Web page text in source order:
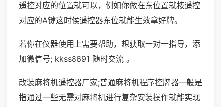
遥控对应的位置就可以，例如你做在东位置就按遥控
对应的A键这时候遥控器东位就能生效拿好牌。
若你在仪器使用上需要帮助，想获取一对一指导，添
加微信号; kkss8691 随时交流 。
改装麻将机遥控器厂家;普通麻将机程序控牌器一般是
指通过一些无需对麻将机进行复杂安装操作就能实现